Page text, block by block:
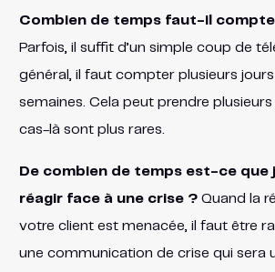
Combien de temps faut-il
Parfois, il suffit d’un simple coup de
général, il faut compter plusieurs
semaines. Cela peut prendre
cas-là sont plus rares.
De combien de temps est-ce que
réagir face à une crise ? Quand la
votre client est menacée, il faut être
une communication de crise qui sera